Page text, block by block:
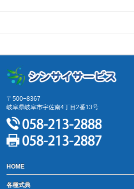
〒500−8367
岐阜県岐阜市宇佐南4丁目2番13号
HOME
各種式典